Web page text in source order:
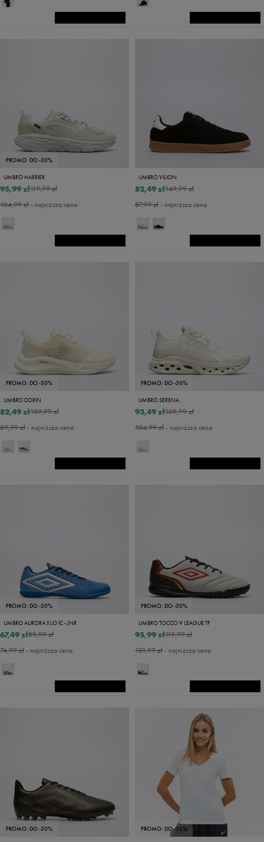
PROMO: DO -30%
UMBRO HARRIER
119,99 zł
95,99 zł
104,99 zł- najniższa cena
UMBRO VILION
149,99 zł
82,49 zł
87,99 zł- najniższa cena
PROMO: DO -30%
UMBRO CORIN
109,99 zł
82,49 zł
89,99 zł- najniższa cena
PROMO: DO -30%
UMBRO SERENA
109,99 zł
93,49 zł
104,99 zł- najniższa cena
PROMO: DO -30%
UMBRO AURORA II LO IC - JNR
89,99 zł
67,49 zł
74,99 zł- najniższa cena
PROMO: DO -30%
UMBRO TOCCO V LEAGUE TF
119,99 zł
95,99 zł
101,99 zł- najniższa cena
PROMO: DO -30% PROMO: DO -30%